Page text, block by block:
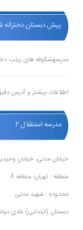
پیش دبستان دخترانه
مدرسهشکوفه های زینب دخترانه(غیر
اطلاعات بیشتر و آدرس
مدرسه استقلال 2
خیابان مدنی، خیابان
منطقه : تهران، منطقه 8
محدوده : شهید مدنی
دبستان (ابتدایی) عادی